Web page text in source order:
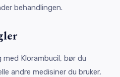
behandlingen.
Klorambucil, bør du
andre medisiner du bruker,